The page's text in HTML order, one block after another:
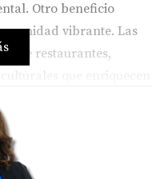
Otro beneficio
vibrante. Las
de restaurantes,
que enriquecen
ambiente social
un sentido de
Finalmente, vivir cerca
inversión financiera.